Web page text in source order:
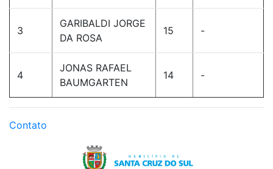
3
GARIBALDI JORGE
DA ROSA
15 -
4
JONAS RAFAEL
BAUMGARTEN
14 -
Contato